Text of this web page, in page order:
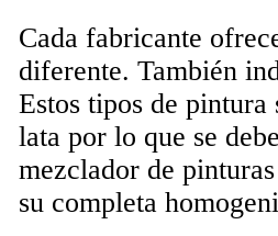
Cada fabricante
diferente. También
Estos tipos de pintura
lata por lo que se
mezclador de
su completa